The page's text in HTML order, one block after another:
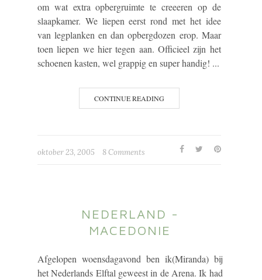
om wat extra opbergruimte te creeeren op de
slaapkamer. We liepen eerst rond met het idee
van legplanken en dan opbergdozen erop. Maar
toen liepen we hier tegen aan. Officieel zijn het
schoenen kasten, wel grappig en super handig! ...
CONTINUE READING
oktober 23, 2005 8 Comments
NEDERLAND -
MACEDONIE
Afgelopen woensdagavond ben ik(Miranda) bij
het Nederlands Elftal geweest in de Arena. Ik had